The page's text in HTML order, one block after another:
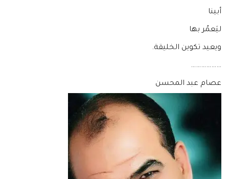
أبينا
ليَعمُر بها
ويعيد تكوين الخليقة.
………………
عصام عبد المحسن